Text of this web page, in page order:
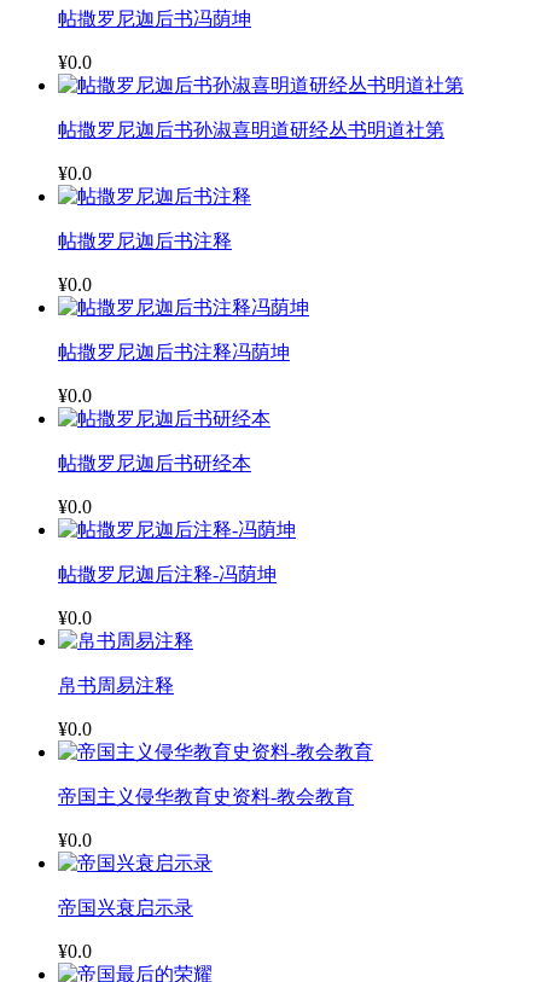
帖撒罗尼迦后书冯荫坤
¥0.0
帖撒罗尼迦后书孙淑喜明道研经丛书明道社第
¥0.0
帖撒罗尼迦后书注释
¥0.0
帖撒罗尼迦后书注释冯荫坤
¥0.0
帖撒罗尼迦后书研经本
¥0.0
帖撒罗尼迦后注释-冯荫坤
¥0.0
帛书周易注释
¥0.0
帝国主义侵华教育史资料-教会教育
¥0.0
帝国兴衰启示录
¥0.0